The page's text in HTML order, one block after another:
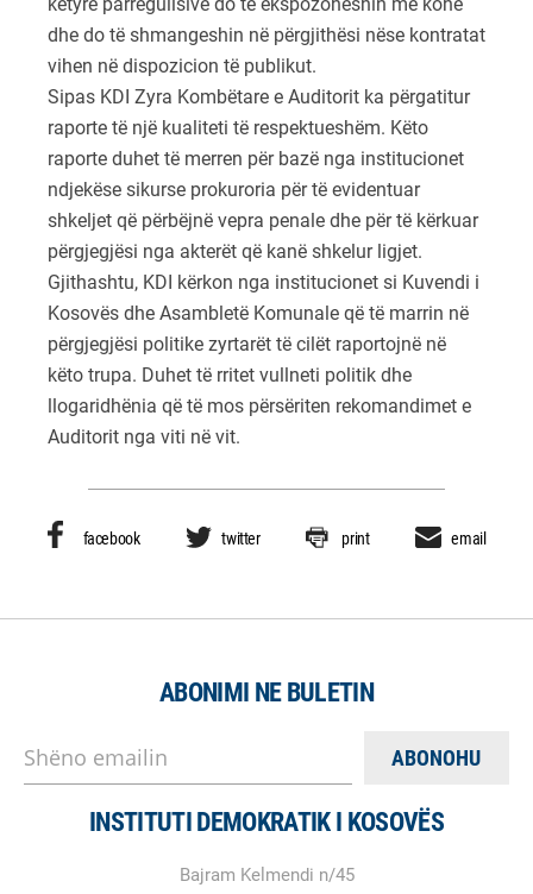
këtyre parregullsive do të ekspozoheshin me kohë
dhe do të shmangeshin në përgjithësi nëse kontratat
vihen në dispozicion të publikut.
Sipas KDI Zyra Kombëtare e Auditorit ka përgatitur
raporte të një kualiteti të respektueshëm. Këto
raporte duhet të merren për bazë nga institucionet
ndjekëse sikurse prokuroria për të evidentuar
shkeljet që përbëjnë vepra penale dhe për të kërkuar
përgjegjësi nga akterët që kanë shkelur ligjet.
Gjithashtu, KDI kërkon nga institucionet si Kuvendi i
Kosovës dhe Asambletë Komunale që të marrin në
përgjegjësi politike zyrtarët të cilët raportojnë në
këto trupa. Duhet të rritet vullneti politik dhe
llogaridhënia që të mos përsëriten rekomandimet e
Auditorit nga viti në vit.
facebook twitter print email
ABONIMI NE BULETIN
Shëno emailin
INSTITUTI DEMOKRATIK I KOSOVËS
Bajram Kelmendi n/45